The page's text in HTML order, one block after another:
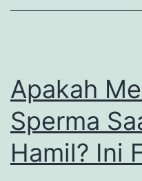
Apakah
Sperma
Hamil? Ini